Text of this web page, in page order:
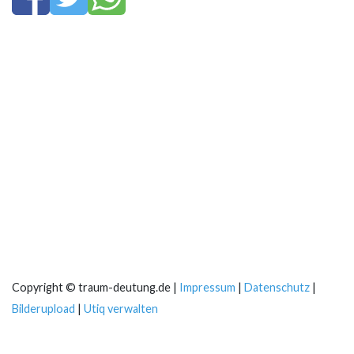
Copyright © traum-deutung.de | Impressum | Datenschutz |
Bilderupload | Utiq verwalten